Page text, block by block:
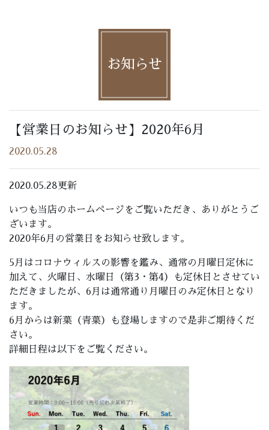
お知らせ
【営業日のお知らせ】2020年6月
2020.05.28
2020.05.28更新
いつも当店のホームページをご覧いただき、ありがとうご
ざいます。
2020年6月の営業日をお知らせ致します。
5月はコロナウィルスの影響を鑑み、通常の月曜日定休に
加えて、火曜日、水曜日（第3・第4）も定休日とさせてい
ただきましたが、6月は通常通り月曜日のみ定休日となり
ます。
6月からは新葉（青葉）も登場しますので是非ご期待くだ
さい。
詳細日程は以下をご覧ください。